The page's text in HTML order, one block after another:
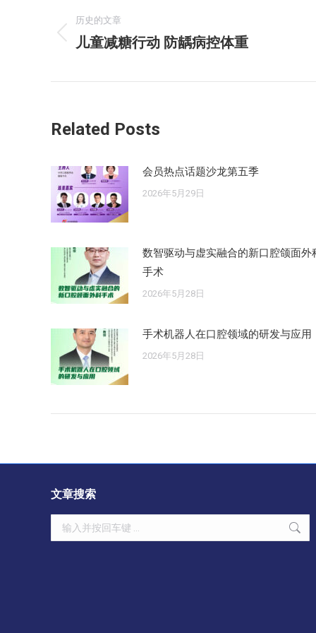
章
航
历史的文章
历
的
儿童减糖行动 防龋病控体重
Related Posts
会员热点话题沙龙第五季
2026年5月29日
数智驱动与虚实融合的新口腔颌面外
手术
2026年5月28日
手术机器人在口腔领域的研发与应用
2026年5月28日
文章搜索
Search: